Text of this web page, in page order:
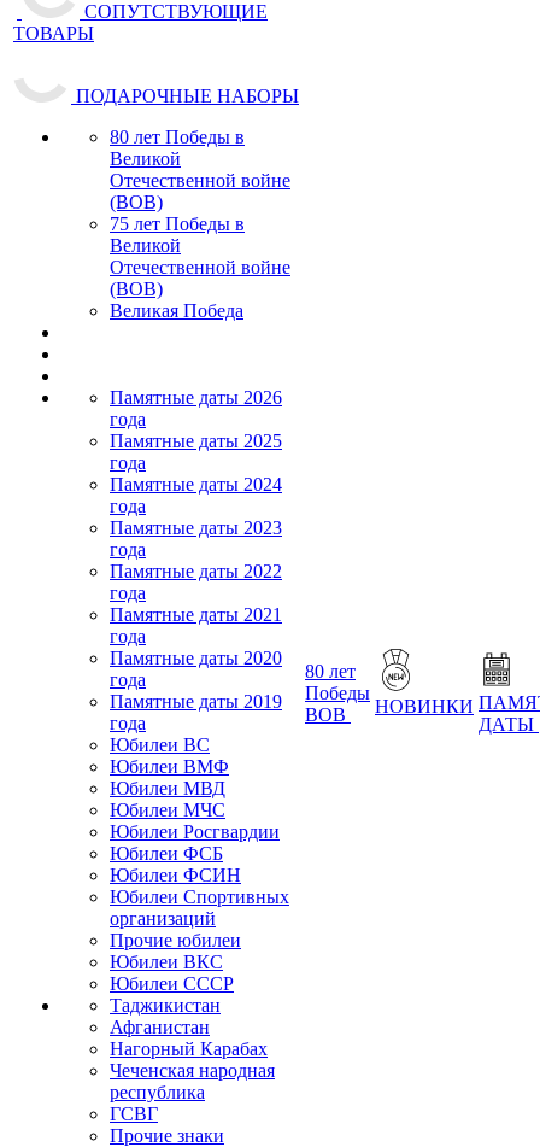
СОПУТСТВУЮЩИЕ
ТОВАРЫ
ПОДАРОЧНЫЕ НАБОРЫ
80 лет Победы в
Великой
Отечественной войне
(ВОВ)
75 лет Победы в
Великой
Отечественной войне
(ВОВ)
Великая Победа
Памятные даты 2026
года
Памятные даты 2025
года
Памятные даты 2024
года
Памятные даты 2023
года
Памятные даты 2022
года
Памятные даты 2021
года
Памятные даты 2020
года
Памятные даты 2019
года
Юбилеи ВС
Юбилеи ВМФ
Юбилеи МВД
Юбилеи МЧС
Юбилеи Росгвардии
Юбилеи ФСБ
Юбилеи ФСИН
Юбилеи Спортивных
организаций
Прочие юбилеи
Юбилеи ВКС
Юбилеи СССР
Таджикистан
Афганистан
Нагорный Карабах
Чеченская народная
республика
ГСВГ
Прочие знаки
80 лет
Победы
ВОВ
НОВИНКИ
ДАТЫ